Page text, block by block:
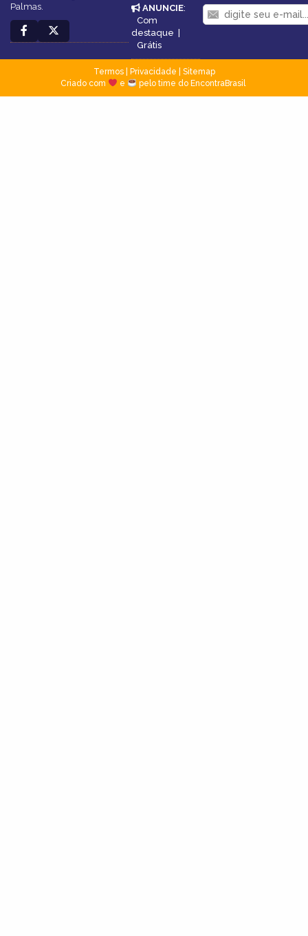
Palmas.
ANUNCIE:
Com
destaque |
Grátis
Termos| Privacidade
Sitemap
Criado com
e pelo time do EncontraBrasil